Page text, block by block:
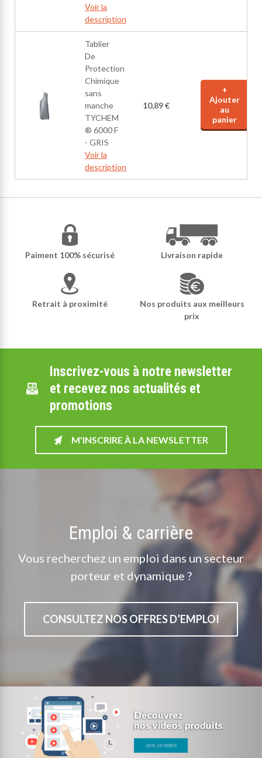
Voir la
description
Tablier
De
Protection
Chimique
sans
manche
TYCHEM
® 6000 F
- GRIS
Voir la
description
10,89 €
+
Ajouter
au
panier
Paiment 100% sécurisé Livraison rapide
Retrait à proximité
Nos produits aux meilleurs
prix
Inscrivez-vous à notre newsletter
et recevez nos actualités et
promotions
M'INSCRIRE À LA NEWSLETTER
Emploi & carrière
Vous recherchez un emploi dans un secteur
porteur et dynamique ?
CONSULTEZ NOS OFFRES D’EMPLOI